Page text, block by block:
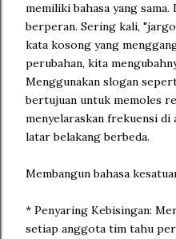
memiliki bahasa yang
berperan. Sering kali,
kata kosong yang
perubahan, kita
Menggunakan slogan
bertujuan untuk memoles
menyelaraskan frekuensi
latar belakang berbeda.
Membangun bahasa
* Penyaring Kebisingan:
setiap anggota tim tahu